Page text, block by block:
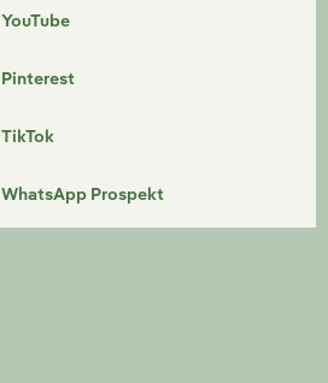
YouTube
Pinterest
TikTok
WhatsApp Prospekt